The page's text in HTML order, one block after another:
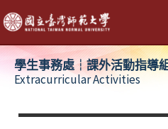
跳
至
主
學生事務處┆課外活動指導
Extracurricular Activities